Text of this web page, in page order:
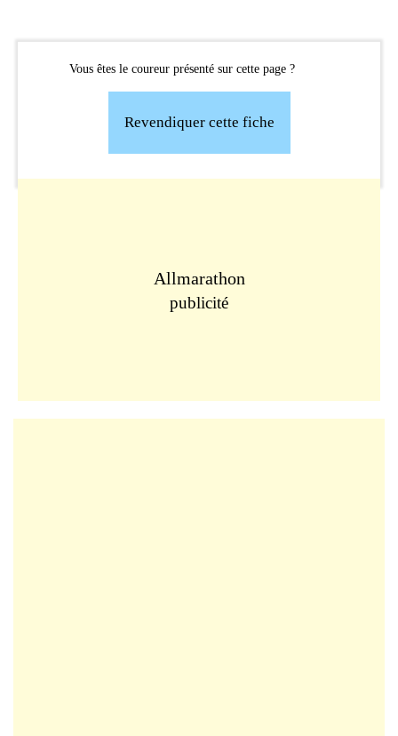
Vous êtes le coureur présenté sur cette page ?
Revendiquer cette fiche
Allmarathon
publicité